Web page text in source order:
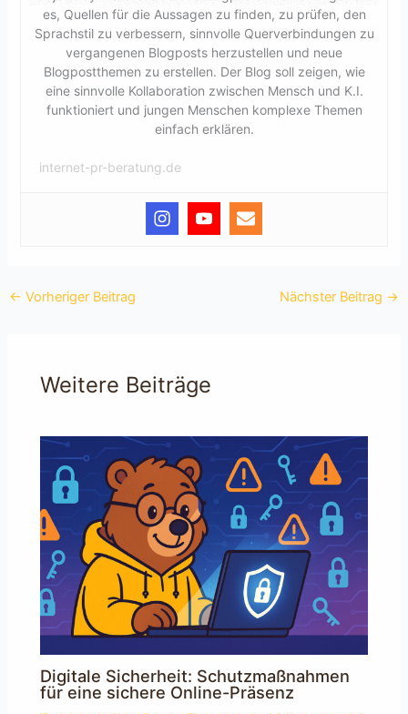
es, Quellen für die Aussagen zu finden, zu prüfen, den
Sprachstil zu verbessern, sinnvolle Querverbindungen zu
vergangenen Blogposts herzustellen und neue
Blogpostthemen zu erstellen. Der Blog soll zeigen, wie
eine sinnvolle Kollaboration zwischen Mensch und K.I.
funktioniert und jungen Menschen komplexe Themen
einfach erklären.
internet-pr-beratung.de
← Vorheriger Beitrag Nächster Beitrag →
Weitere Beiträge
Digitale Sicherheit: Schutzmaßnahmen
für eine sichere Online-Präsenz